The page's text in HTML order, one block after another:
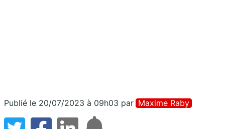
Publié le 20/07/2023 à 09h03 par Maxime Raby